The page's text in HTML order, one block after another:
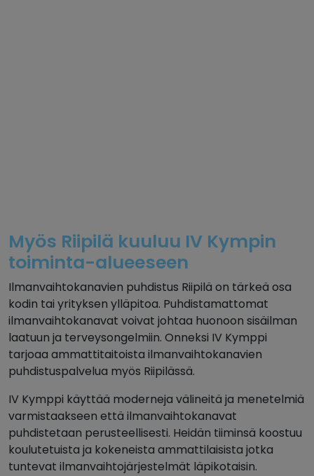
Myös Riipilä kuuluu IV Kympin
toiminta-alueeseen
Ilmanvaihtokanavien puhdistus Riipilä on tärkeä osa
kodin tai yrityksen ylläpitoa. Puhdistamattomat
ilmanvaihtokanavat voivat johtaa huonoon sisäilman
laatuun ja terveysongelmiin. Onneksi IV Kymppi
tarjoaa ammattitaitoista ilmanvaihtokanavien
puhdistuspalvelua myös Riipilässä.
IV Kymppi käyttää moderneja välineitä ja menetelmiä
varmistaakseen että ilmanvaihtokanavat
puhdistetaan perusteellisesti. Heidän tiiminsä koostuu
koulutetuista ja kokeneista ammattilaisista jotka
tuntevat ilmanvaihtojärjestelmät läpikotaisin.